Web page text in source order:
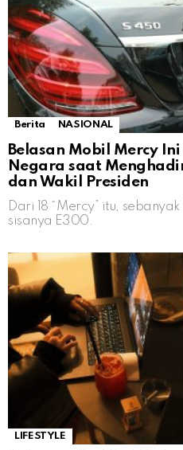
Berita NASIONAL
Belasan Mobil Mercy
Negara saat
dan Wakil Presiden
Dari 18 “Mercy” itu,
sisanya E300.
LIFESTYLE